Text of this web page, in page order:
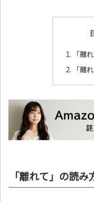
「離
「離
「離れて」の読